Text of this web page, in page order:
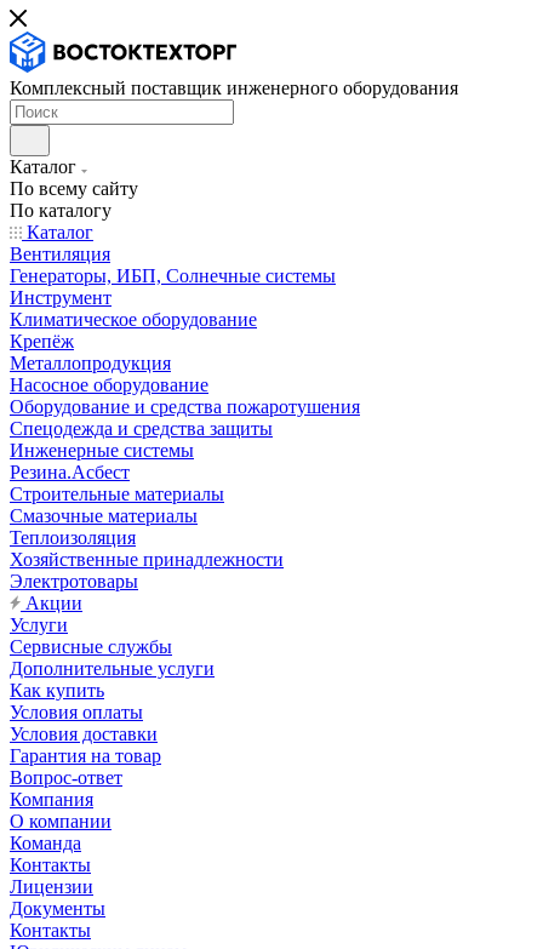
Комплексный поставщик инженерного оборудования
Каталог
По всему сайту
По каталогу
Каталог
Вентиляция
Генераторы, ИБП, Солнечные системы
Инструмент
Климатическое оборудование
Крепёж
Металлопродукция
Насосное оборудование
Оборудование и средства пожаротушения
Спецодежда и средства защиты
Инженерные системы
Резина.Асбест
Строительные материалы
Смазочные материалы
Теплоизоляция
Хозяйственные принадлежности
Электротовары
Акции
Услуги
Сервисные службы
Дополнительные услуги
Как купить
Условия оплаты
Условия доставки
Гарантия на товар
Вопрос-ответ
Компания
О компании
Команда
Контакты
Лицензии
Документы
Контакты